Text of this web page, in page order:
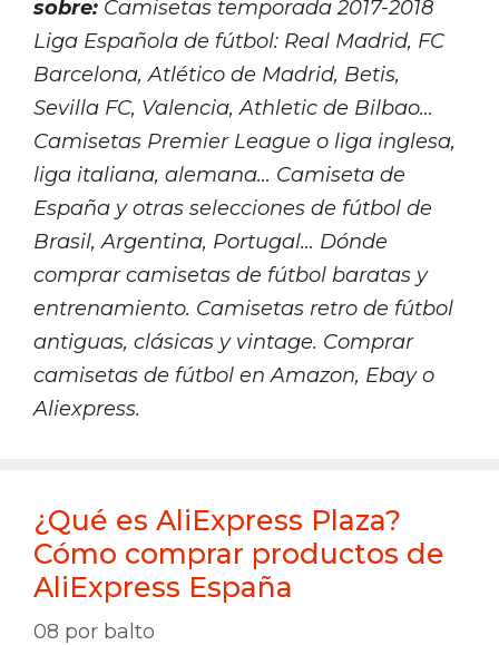
sobre: Camisetas temporada 2017-2018
Liga Española de fútbol: Real Madrid, FC
Barcelona, Atlético de Madrid, Betis,
Sevilla FC, Valencia, Athletic de Bilbao…
Camisetas Premier League o liga inglesa,
liga italiana, alemana… Camiseta de
España y otras selecciones de fútbol de
Brasil, Argentina, Portugal… Dónde
comprar camisetas de fútbol baratas y
entrenamiento. Camisetas retro de fútbol
antiguas, clásicas y vintage. Comprar
camisetas de fútbol en Amazon, Ebay o
Aliexpress.
¿Qué es AliExpress Plaza?
Cómo comprar productos de
AliExpress España
08 por balto